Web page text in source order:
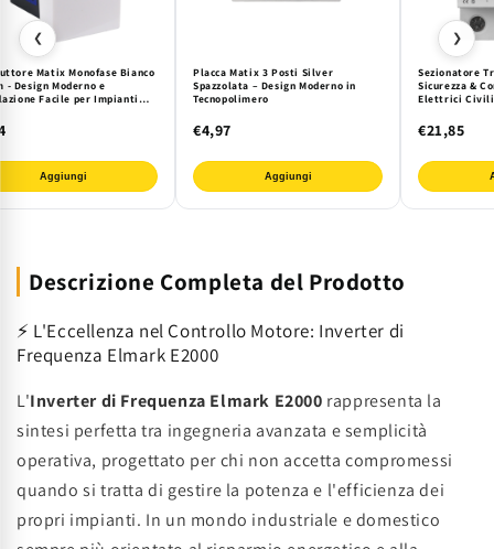
❮
Matix Monofase Bianco
- Design Moderno e
Facile per Impianti
Aggiungi
Placca Matix 3 Posti Silver
Spazzolata – Design Moderno in
Tecnopolimero
€4,97
Aggiungi
Sezionatore
Sicurezza &
Elettrici Civili
€21,85
❯
Descrizione Completa del Prodotto
⚡ L'Eccellenza nel Controllo Motore: Inverter di
Frequenza Elmark E2000
L'Inverter di Frequenza Elmark E2000 rappresenta la
sintesi perfetta tra ingegneria avanzata e semplicità
operativa, progettato per chi non accetta compromessi
quando si tratta di gestire la potenza e l'efficienza dei
propri impianti. In un mondo industriale e domestico